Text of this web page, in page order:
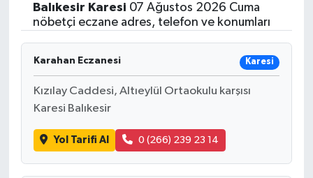
Balıkesir Karesi 07 Ağustos 2026 Cuma
nöbetçi eczane adres, telefon ve konumları
Karahan Eczanesi Karesi
Kızılay Caddesi, Altıeylül Ortaokulu karşısı
Karesi Balıkesir
Yol Tarifi Al 0 (266) 239 23 14